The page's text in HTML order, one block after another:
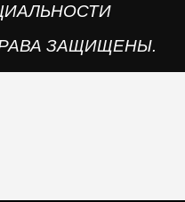
ЗАЩИЩЕНЫ.